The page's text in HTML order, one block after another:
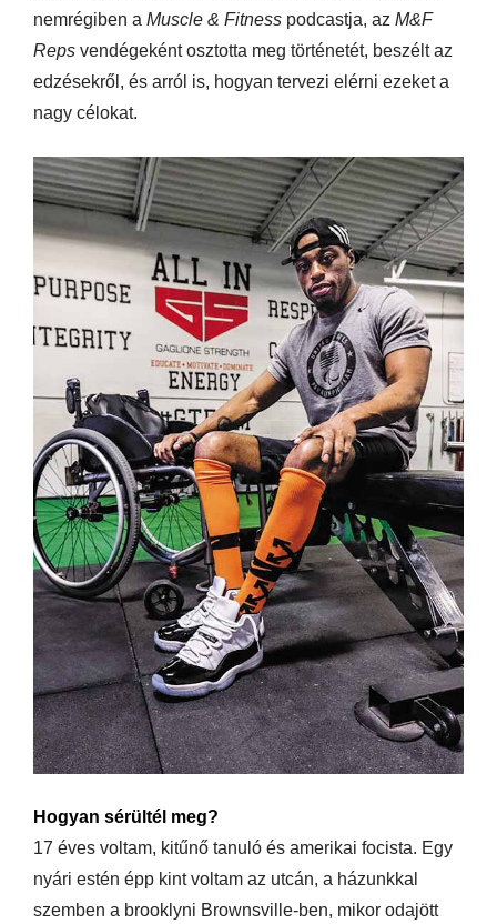
nemrégiben a Muscle & Fitness podcastja, az M&F
Reps vendégeként osztotta meg történetét, beszélt az
edzésekről, és arról is, hogyan tervezi elérni ezeket a
nagy célokat.
Hogyan sérültél meg?
17 éves voltam, kitűnő tanuló és amerikai focista. Egy
nyári estén épp kint voltam az utcán, a házunkkal
szemben a brooklyni Brownsville-ben, mikor odajött